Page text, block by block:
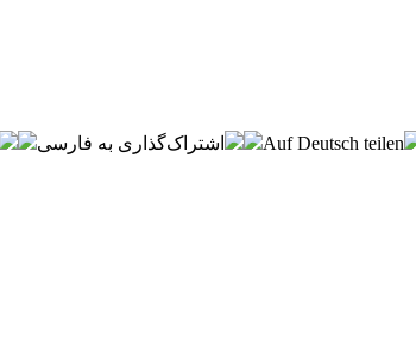
اشتراک‌گذاری به فارسی Auf Deutsch teilen